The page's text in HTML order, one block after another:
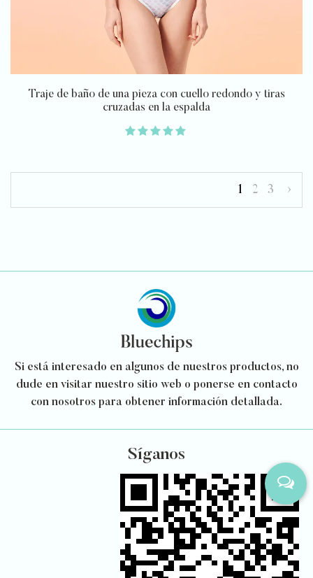
Traje de baño de una pieza con cuello redondo y tiras
cruzadas en la espalda
1 2 3 ›
Si está interesado en algunos de nuestros productos, no
dude en visitar nuestro sitio web o ponerse en contacto
con nosotros para obtener información detallada.
Síganos